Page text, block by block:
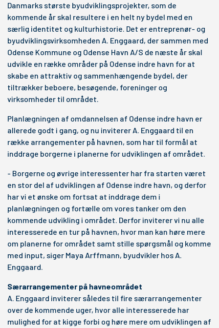
Danmarks største byudviklingsprojekter, som de
kommende år skal resultere i en helt ny bydel med en
særlig identitet og kulturhistorie. Det er entreprenør- og
byudviklingsvirksomheden A. Enggaard, der sammen med
Odense Kommune og Odense Havn A/S de næste år skal
udvikle en række områder på Odense indre havn for at
skabe en attraktiv og sammenhængende bydel, der
tiltrækker beboere, besøgende, foreninger og
virksomheder til området.
Planlægningen af omdannelsen af Odense indre havn er
allerede godt i gang, og nu inviterer A. Enggaard til en
række arrangementer på havnen, som har til formål at
inddrage borgerne i planerne for udviklingen af området.
- Borgerne og øvrige interessenter har fra starten været
en stor del af udviklingen af Odense indre havn, og derfor
har vi et ønske om fortsat at inddrage dem i
planlægningen og fortælle om vores tanker om den
kommende udvikling i området. Derfor inviterer vi nu alle
interesserede en tur på havnen, hvor man kan høre mere
om planerne for området samt stille spørgsmål og komme
med input, siger Maya Arffmann, byudvikler hos A.
Enggaard.
Særarrangementer på havneområdet
A. Enggaard inviterer således til fire særarrangementer
over de kommende uger, hvor alle interesserede har
mulighed for at kigge forbi og høre mere om udviklingen af